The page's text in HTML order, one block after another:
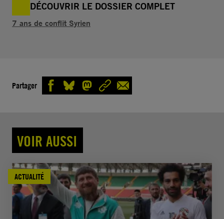
DÉCOUVRIR LE DOSSIER COMPLET
7 ans de conflit Syrien
Partager
VOIR AUSSI
ACTUALITÉ